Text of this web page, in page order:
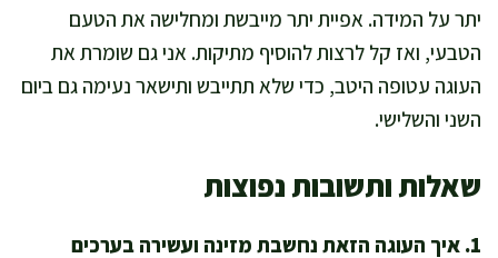
יתר על המידה. אפיית יתר מייבשת ומחלישה את הטעם
הטבעי, ואז קל לרצות להוסיף מתיקות. אני גם שומרת את
העוגה עטופה היטב, כדי שלא תתייבש ותישאר נעימה גם ביום
השני והשלישי.
שאלות ותשובות נפוצות
1. איך העוגה הזאת נחשבת מזינה ועשירה בערכים